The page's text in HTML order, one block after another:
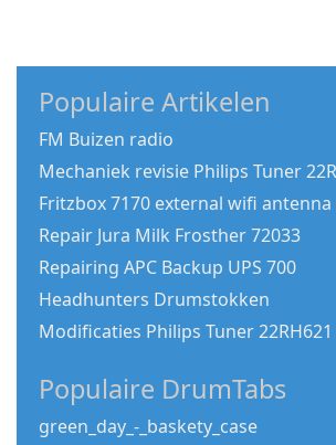
Populaire Artikelen
FM Buizen radio
Mechaniek revisie Philips Tuner
Fritzbox 7170 external wifi
Repair Jura Milk Frosther 72033
Repairing APC Backup UPS 700
Headhunters Drumstokken
Modificaties Philips Tuner 22RH621
Populaire DrumTabs
green_day_-_baskety_case